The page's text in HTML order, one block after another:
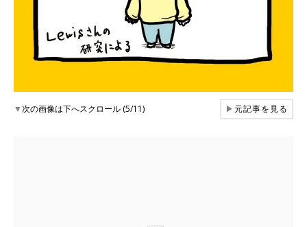
▼次の画像は下へスクロール (5/11) ▶元記事を見る